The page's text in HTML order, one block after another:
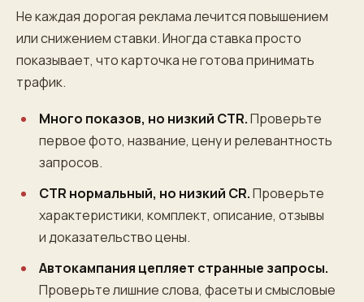
Не каждая дорогая реклама лечится повышением
или снижением ставки. Иногда ставка просто
показывает, что карточка не готова принимать
трафик.
Много показов, но низкий CTR.Проверьте
первое фото, название, цену и релевантность
запросов.
CTR нормальный, но низкий CR.Проверьте
характеристики, комплект, описание, отзывы
и доказательство цены.
Автокампания цепляет странные запросы.
Проверьте лишние слова, фасеты и смысловые